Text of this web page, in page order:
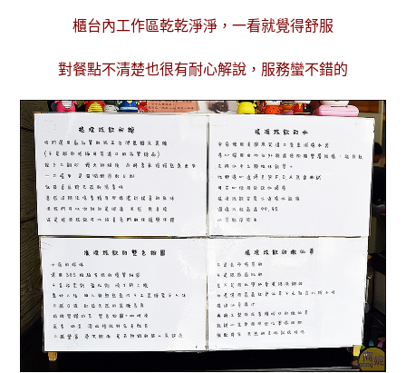
櫃台內工作區乾乾淨淨，一看就覺得舒服
對餐點不清楚也很有耐心解說，服務蠻不錯的